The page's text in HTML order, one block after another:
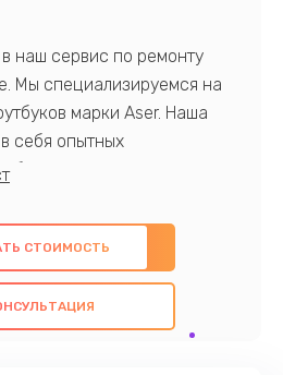
наш сервис по ремонту
Мы специализируемся на
марки Aser. Наша
себя опытных
знаниями и
и качественный ремонт с
компонентов, а
качество всех
Наша цель - предоставить
СТОИМОСТЬ